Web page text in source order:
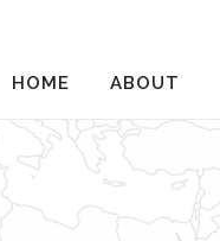
HOME ABOUT